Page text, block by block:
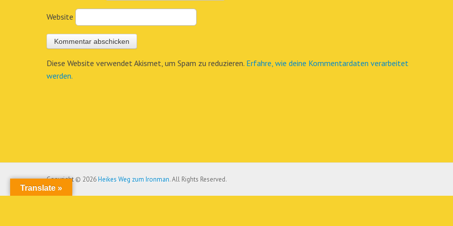
Website
Diese Website verwendet Akismet, um Spam zu reduzieren. Erfahre, wie deine Kommentardaten verarbeitet
werden.
Copyright © 2026Heikes Weg zum Ironman. All Rights Reserved.
Translate »